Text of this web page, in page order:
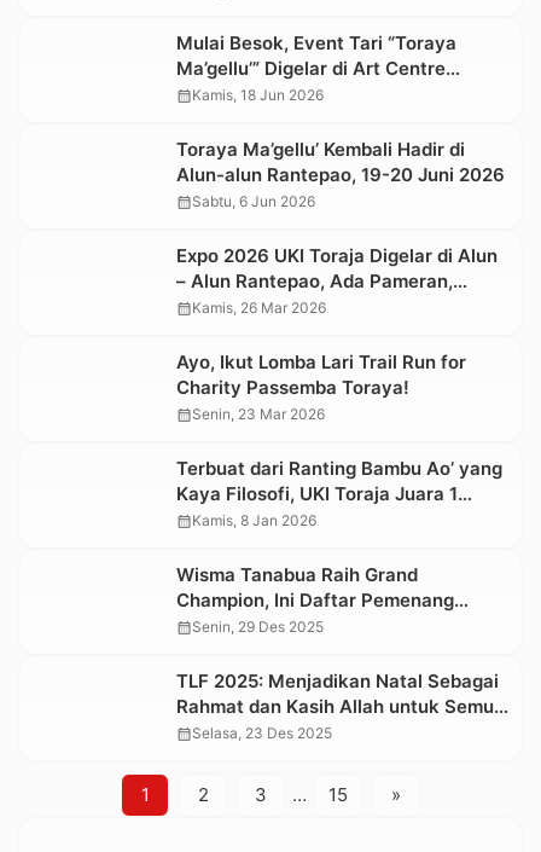
Mulai Besok, Event Tari “Toraya
Ma’gellu’” Digelar di Art Centre
Rantepao
calendar_monthKamis, 18 Jun 2026
Toraya Ma’gellu’ Kembali Hadir di
Alun-alun Rantepao, 19-20 Juni 2026
calendar_monthSabtu, 6 Jun 2026
Expo 2026 UKI Toraja Digelar di Alun
– Alun Rantepao, Ada Pameran,
Lomba dan Dihibur Artis Ibukota
calendar_monthKamis, 26 Mar 2026
Ayo, Ikut Lomba Lari Trail Run for
Charity Passemba Toraya!
calendar_monthSenin, 23 Mar 2026
Terbuat dari Ranting Bambu Ao’ yang
Kaya Filosofi, UKI Toraja Juara 1
Lomba Pohon Natal Pemda Tana
calendar_monthKamis, 8 Jan 2026
Wisma Tanabua Raih Grand
Champion, Ini Daftar Pemenang
Festival Pohon Natal Kategori OPD
calendar_monthSenin, 29 Des 2025
TLF 2025: Menjadikan Natal Sebagai
Rahmat dan Kasih Allah untuk Semua
Orang
calendar_monthSelasa, 23 Des 2025
1 2 3 … 15 »